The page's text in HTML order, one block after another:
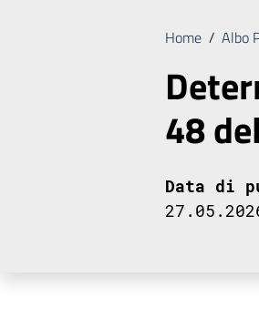
Home / Albo
48
Data di